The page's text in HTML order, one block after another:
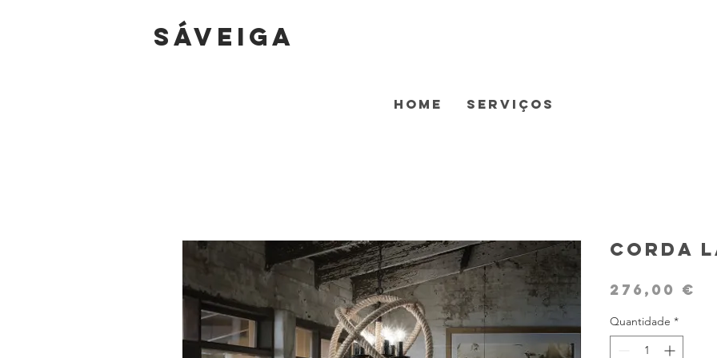
sáVEIGA
Home Serviços
Corda
276,00 €
Quantidade *